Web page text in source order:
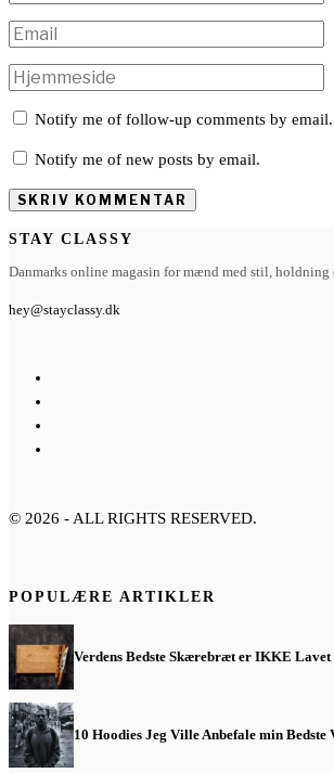
Notify me of follow-up comments by email.
Notify me of new posts by email.
STAY CLASSY
Danmarks online magasin for mænd med stil, holdning
hey@stayclassy.dk
© 2026 - ALL RIGHTS RESERVED.
POPULÆRE ARTIKLER
Verdens Bedste Skærebræt er IKKE
10 Hoodies Jeg Ville Anbefale min Bedste